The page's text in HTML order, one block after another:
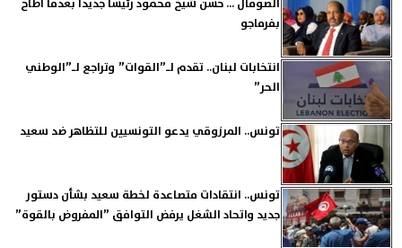
الصومال ... حسن شيخ محمود رئيسا جديدا بعدما أطاح
بفرماجو
انتخابات لبنان.. تقدم لـ”القوات” وتراجع لـ”الوطني
الحر”
تونس.. المرزوقي يدعو التونسيين للتظاهر ضد سعيد
تونس.. انتقادات متصاعدة لخطة سعيد بشأن دستور
جديد واتحاد الشغل يرفض التوافق ”المفروض بالقوة”